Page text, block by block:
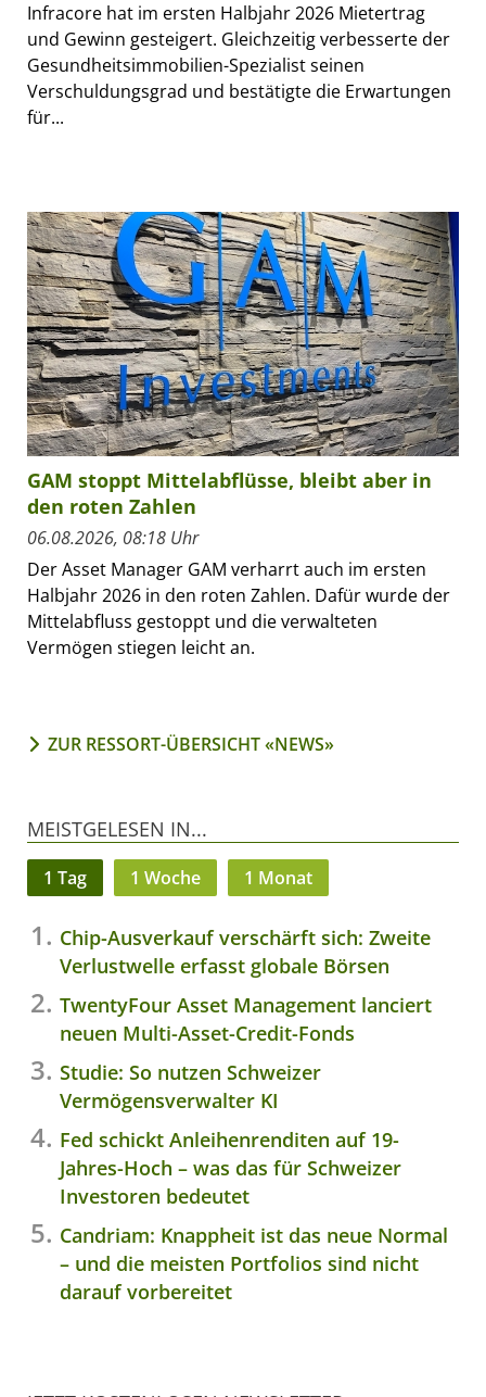
Infracore hat im ersten Halbjahr 2026 Mietertrag
und Gewinn gesteigert. Gleichzeitig verbesserte der
Gesundheitsimmobilien-Spezialist seinen
Verschuldungsgrad und bestätigte die Erwartungen
für...
GAM stoppt Mittelabflüsse, bleibt aber in
den roten Zahlen
06.08.2026, 08:18 Uhr
Der Asset Manager GAM verharrt auch im ersten
Halbjahr 2026 in den roten Zahlen. Dafür wurde der
Mittelabfluss gestoppt und die verwalteten
Vermögen stiegen leicht an.
ZUR RESSORT-ÜBERSICHT «NEWS»
MEISTGELESEN IN...
1 Tag 1 Woche 1 Monat
Chip-Ausverkauf verschärft sich: Zweite
Verlustwelle erfasst globale Börsen
TwentyFour Asset Management lanciert
neuen Multi-Asset-Credit-Fonds
Studie: So nutzen Schweizer
Vermögensverwalter KI
Fed schickt Anleihenrenditen auf 19-
Jahres-Hoch – was das für Schweizer
Investoren bedeutet
Candriam: Knappheit ist das neue Normal
– und die meisten Portfolios sind nicht
darauf vorbereitet